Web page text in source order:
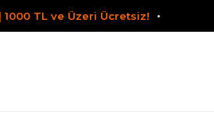
1000 TL ve Üzeri Ücretsiz!